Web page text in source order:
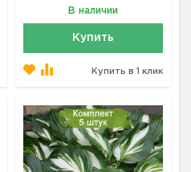
В наличии
Купить
Купить в 1 клик